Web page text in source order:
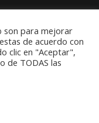
son para mejorar
de acuerdo con
clic en "Aceptar",
de TODAS las